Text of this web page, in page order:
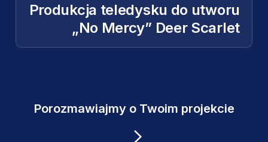
Produkcja teledysku do utworu
„No Mercy” Deer Scarlet
Porozmawiajmy o Twoim projekcie